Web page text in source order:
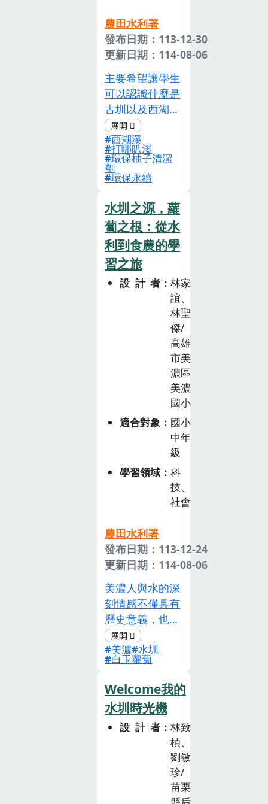
蜂仿生組裝樂高
機器人EV3模仿
蜜蜂，並透過
蜂機器人，模擬
蜜蜂擺尾舞告訴
同伴蜜源的方
位。蜜源植物
(九層塔)觀察與
實作了解蜜源植
物對蜜蜂的重
九層塔，學習農
事體驗，並與家
政課程結合進行
產出物烹調；與
美術課程結合進
行九層塔和蜜蜂
的素描寫真。校
園安心餐桌讓自
然資源永續，推
動友善耕作，了
解有機農業及標
章，並延伸至校
園營養午餐「三
章一 Q」政策，
認識營養午餐菜
農田水利署
發布日期：113-12-30
更新日期：114-08-06
主要希望讓學生
可以認識什麼是
古圳以及西湖
溪，理解其對當
地發展的重要
性，同時培養他
們的環境意識和
創新思維。通過
課程學習、實地
考察和動手實踐
的結合，希望能
激發學生對古
圳、水資源、環
保永續及在地文
化的興趣，培養
他們的社會責任
感，並為未來的
可持續發展奠定
西湖溪
打哪叭溪
環保柚子清潔
劑
環保永續
水圳之源，蘿
蔔之根：從水
利到食農的學
習之旅
設計者
林家
誼、
林聖
傑/
高雄
市美
濃區
美濃
國小
適合對象
國小
中年
級
學習領域
科
技、
社會
農田水利署
發布日期：113-12-24
更新日期：114-08-06
美濃人與水的深
刻情感不僅具有
歷史意義，也為
水資源教育提供
了豐富的文化背
景。學校位於美
濃中庄地區，地
處美濃溪與美濃
湖排水幹道之
間，擁有豐富的
水資源，也是瀰
地。但雖然孩子
們每天生活在這
美濃 水圳
白玉蘿蔔
Welcome我的
水圳時光機
設計者
林致
楨、
劉敏
珍/
苗栗